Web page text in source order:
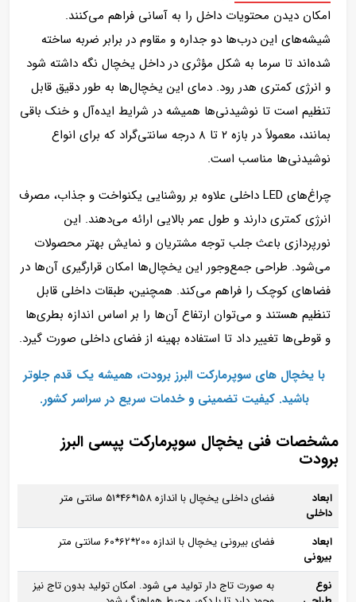
امکان دیدن محتویات داخل را به آسانی فراهم می‌کنند.
شیشه‌های این درب‌ها دو جداره و مقاوم در برابر ضربه ساخته
شده‌اند تا سرما به شکل مؤثری در داخل یخچال نگه داشته شود
و انرژی کمتری هدر رود. دمای این یخچال‌ها به طور دقیق قابل
تنظیم است تا نوشیدنی‌ها همیشه در شرایط ایده‌آل و خنک باقی
بمانند، معمولاً در بازه ۲ تا ۸ درجه سانتی‌گراد که برای انواع
نوشیدنی‌ها مناسب است.
چراغ‌های LED داخلی علاوه بر روشنایی یکنواخت و جذاب، مصرف
انرژی کمتری دارند و طول عمر بالایی ارائه می‌دهند. این
نورپردازی باعث جلب توجه مشتریان و نمایش بهتر محصولات
می‌شود. طراحی جمع‌وجور این یخچال‌ها امکان قرارگیری آن‌ها در
فضاهای کوچک را فراهم می‌کند. همچنین، طبقات داخلی قابل
تنظیم هستند و می‌توان ارتفاع آن‌ها را بر اساس اندازه بطری‌ها
و قوطی‌ها تغییر داد تا استفاده بهینه از فضای داخلی صورت گیرد.
با یخچال‌ های سوپرمارکت البرز برودت، همیشه یک قدم جلوتر
باشید. کیفیت تضمینی و خدمات سریع در سراسر کشور.
مشخصات فنی یخچال سوپرمارکت پپسی البرز
برودت
ابعاد
داخلی
فضای داخلی یخچال با اندازه 158*46*51 سانتی‌ متر
ابعاد
بیرونی
فضای بیرونی یخچال با اندازه 200*62*60 سانتی‌ متر
نوع
به صورت تاج‌ دار تولید می‌ شود. امکان تولید بدون تاج نیز